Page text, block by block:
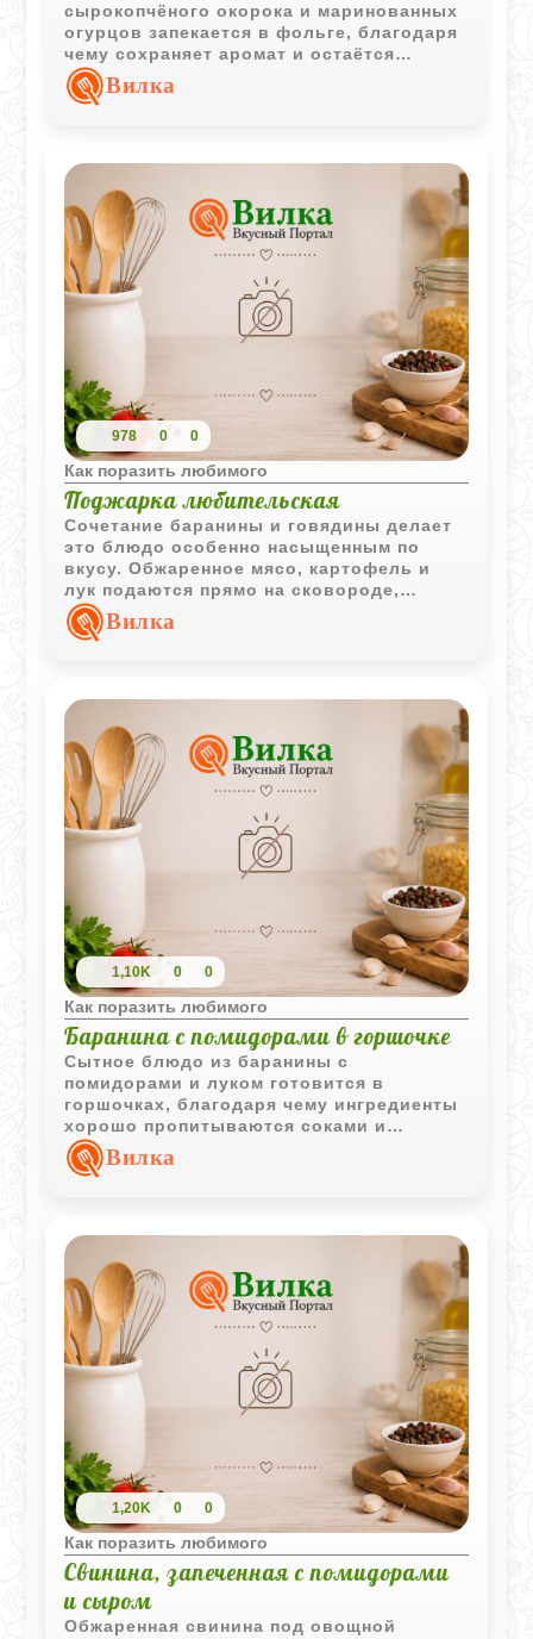
сырокопчёного окорока и маринованных
огурцов запекается в фольге, благодаря
чему сохраняет аромат и остаётся
особенно мягким. Блюдо подходит как
для повседневного меню, так и для
Вилка
978 0 0
Как поразить любимого
Поджарка любительская
Сочетание баранины и говядины делает
это блюдо особенно насыщенным по
вкусу. Обжаренное мясо, картофель и
лук подаются прямо на сковороде,
сохраняя аромат и тепло до самой
подачи.Вилка
1,10K 0 0
Как поразить любимого
Баранина с помидорами в горшочке
Сытное блюдо из баранины с
помидорами и луком готовится в
горшочках, благодаря чему ингредиенты
хорошо пропитываются соками и
ароматами друг друга. Подача в
порционной посуде делает блюдо
Вилка
1,20K 0 0
Как поразить любимого
Свинина, запеченная с помидорами
и сыром
Обжаренная свинина под овощной